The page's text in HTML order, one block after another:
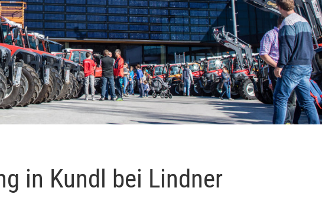
in Kundl bei Lindner